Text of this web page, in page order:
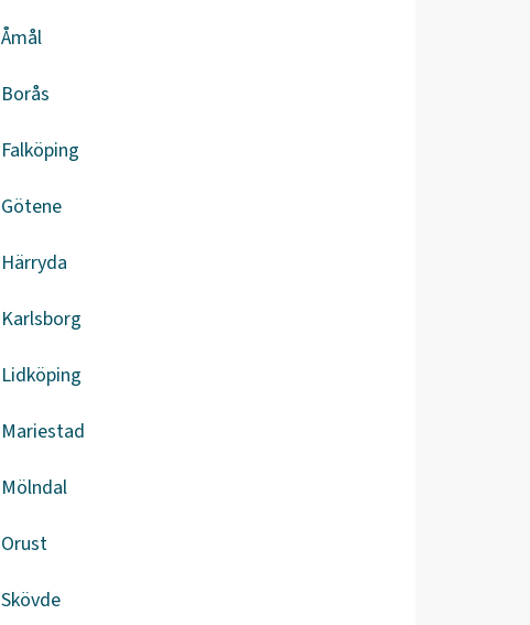
Åmål
Borås
Falköping
Götene
Härryda
Karlsborg
Lidköping
Mariestad
Mölndal
Orust
Skövde